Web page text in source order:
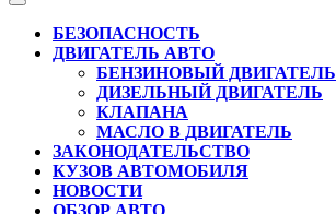
Кнопка
ОткрытьБЕЗОПАСНОСТЬ
ДВИГАТЕЛЬ АВТО
БЕНЗИНОВЫЙ ДВИГАТЕЛЬ
ДИЗЕЛЬНЫЙ ДВИГАТЕЛЬ
КЛАПАНА
МАСЛО В ДВИГАТЕЛЬ
ЗАКОНОДАТЕЛЬСТВО
КУЗОВ АВТОМОБИЛЯ
НОВОСТИ
ОБЗОР АВТО